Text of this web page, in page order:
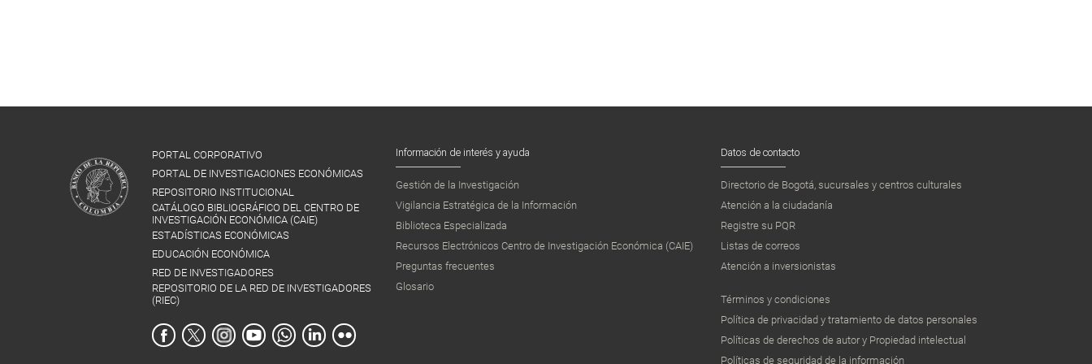
PORTAL CORPORATIVO
PORTAL DE INVESTIGACIONES ECONÓMICAS
REPOSITORIO INSTITUCIONAL
CATÁLOGO BIBLIOGRÁFICO DEL CENTRO DE
INVESTIGACIÓN ECONÓMICA (CAIE)
ESTADÍSTICAS ECONÓMICAS
EDUCACIÓN ECONÓMICA
RED DE INVESTIGADORES
REPOSITORIO DE LA RED DE INVESTIGADORES
(RIEC)
Información de interés y ayuda
Gestión de la Investigación
Vigilancia Estratégica de la Información
Biblioteca Especializada
Recursos Electrónicos Centro de Investigación Económica (CAIE)
Preguntas frecuentes
Glosario
Datos de contacto
Directorio de Bogotá, sucursales y centros culturales
Atención a la ciudadanía
Registre su PQR
Listas de correos
Atención a inversionistas
Términos y condiciones
Política de privacidad y tratamiento de datos personales
Políticas de derechos de autor y Propiedad intelectual
Políticas de seguridad de la información